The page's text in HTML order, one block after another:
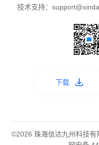
技术支持：
下载
©2026 珠海信达九州科技有